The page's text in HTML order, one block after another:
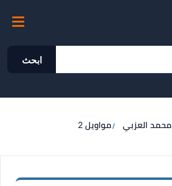
ابحث
محمد العزبي مواويل 2